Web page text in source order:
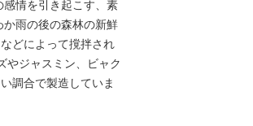
情を引き起こす、素
雨の後の森林の新鮮
どによって撹拌され
やジャスミン、ビャク
調合で製造していま